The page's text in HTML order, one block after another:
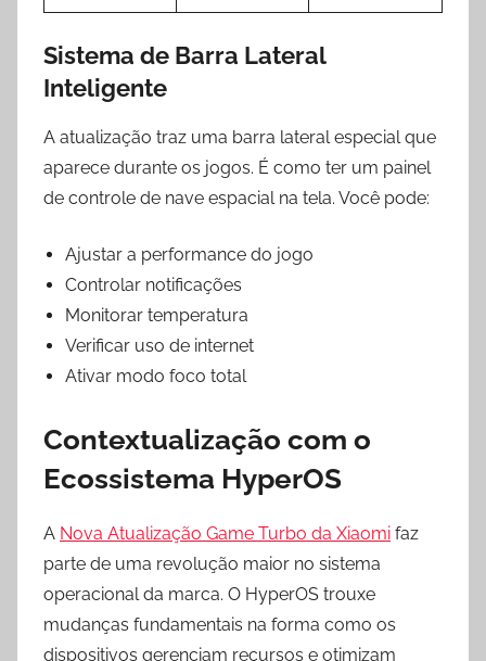
Sistema de Barra Lateral
Inteligente
A atualização traz uma barra lateral especial que
aparece durante os jogos. É como ter um painel
de controle de nave espacial na tela. Você pode:
Ajustar a performance do jogo
Controlar notificações
Monitorar temperatura
Verificar uso de internet
Ativar modo foco total
Contextualização com o
Ecossistema HyperOS
A Nova Atualização Game Turbo da Xiaomi faz
parte de uma revolução maior no sistema
operacional da marca. O HyperOS trouxe
mudanças fundamentais na forma como os
dispositivos gerenciam recursos e otimizam